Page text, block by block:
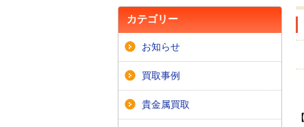
カテゴリー
お知らせ
買取事例
貴金属買取